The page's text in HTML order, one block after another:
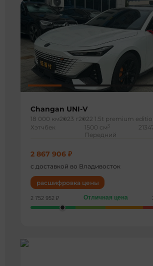
Changan UNI-V
18 000 км2023 г 2022 1.5t premium
Хэтчбек
1500 см 3
Передний
2 867 906 ₽
с доставкой во Владивосток
расшифровка цены
2 752 952 ₽ Отличная цена